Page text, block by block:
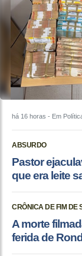
há 16 horas - Em
ABSURDO
Pastor
que era leite
CRÔNICA DE FIM DE
A morte
ferida de